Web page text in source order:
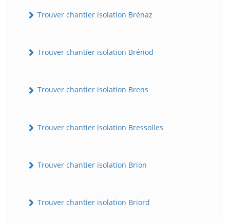
Trouver chantier isolation Brénaz
Trouver chantier isolation Brénod
Trouver chantier isolation Brens
Trouver chantier isolation Bressolles
Trouver chantier isolation Brion
Trouver chantier isolation Briord